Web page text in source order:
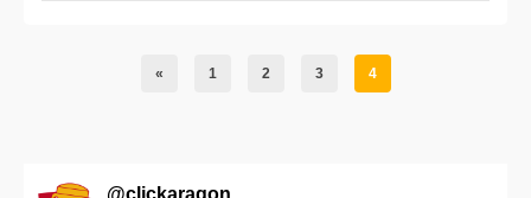
« 1 2 3 4
@clickaragon